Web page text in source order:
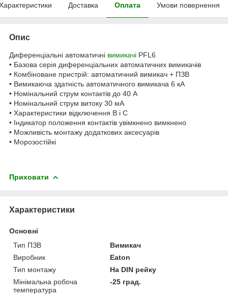
Доставка Оплата Умови повернення
Опис
Диференціальні автоматичні вимикачі PFL6
• Базова серія диференціальних автоматичних вимикачів
• Комбіноване пристрій: автоматичний вимикач + ПЗВ
• Вимикаюча здатність автоматичного вимикача 6 кА
• Номінальний струм контактів до 40 А
• Номінальний струм витоку 30 мА
• Характеристики відключення B і C
• Індикатор положення контактів увімкнено вимкнено
• Можливість монтажу додаткових аксесуарів
• Морозостійкі
Приховати
Характеристики
Основні
Тип ПЗВ
Вимикач
Виробник
Eaton
Тип монтажу
На DIN рейку
Мінімальна робоча
температура
-25 град.